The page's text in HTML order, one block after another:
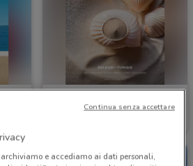
e accediamo ai dati personali,
Continua senza accettare